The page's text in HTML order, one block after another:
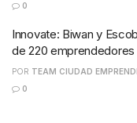
0
Innovate: Biwan y
de 220
POR TEAM CIUDAD
0